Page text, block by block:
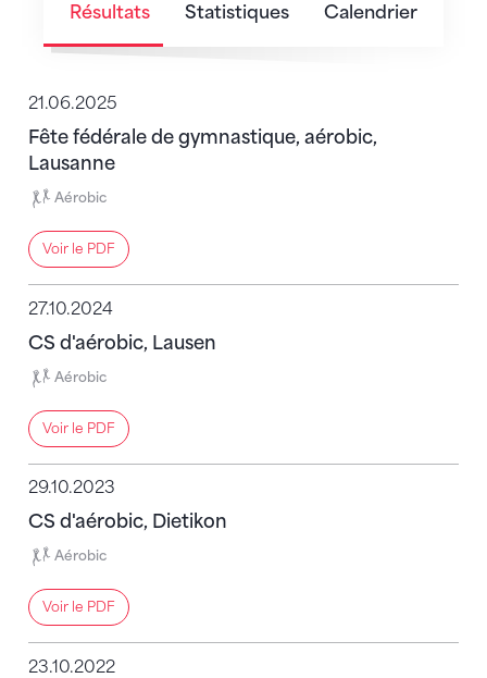
Résultats Statistiques Calendrier
21.06.2025
Fête fédérale de gymnastique, aérobic,
Lausanne
Aérobic
Voir le PDF
27.10.2024
CS d'aérobic, Lausen
Aérobic
Voir le PDF
29.10.2023
CS d'aérobic, Dietikon
Aérobic
Voir le PDF
23.10.2022